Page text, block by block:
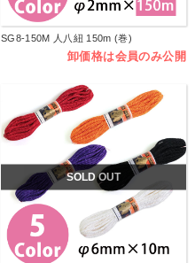
SG8-150M 人八紐 150m (巻)
卸価格は会員のみ公開
SOLD OUT